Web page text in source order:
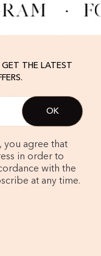
·
THE LATEST
you agree that
in order to
with the
at any time.